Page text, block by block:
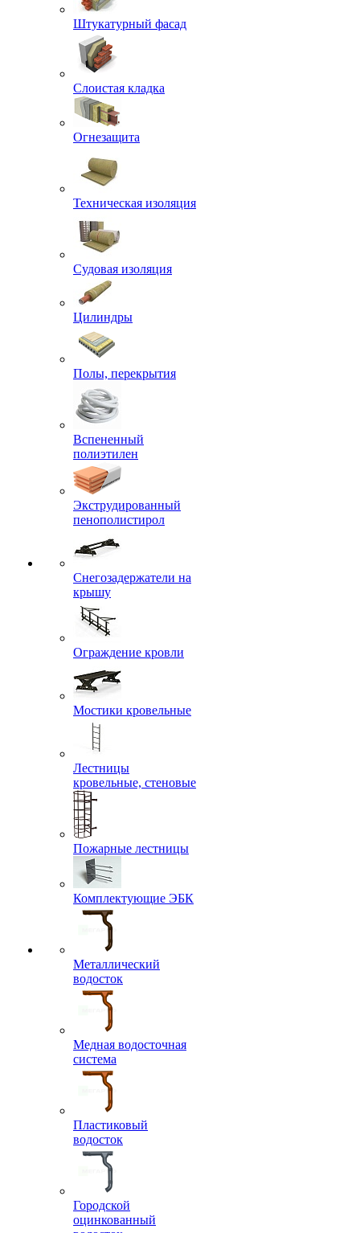
Штукатурный фасад
Слоистая кладка
Огнезащита
Техническая изоляция
Судовая изоляция
Цилиндры
Полы, перекрытия
Вспененный
полиэтилен
Экструдированный
пенополистирол
Снегозадержатели на
крышу
Ограждение кровли
Мостики кровельные
Лестницы
кровельные, стеновые
Пожарные лестницы
Комплектующие ЭБК
Металлический
водосток
Медная водосточная
система
Пластиковый
водосток
Городской
оцинкованный